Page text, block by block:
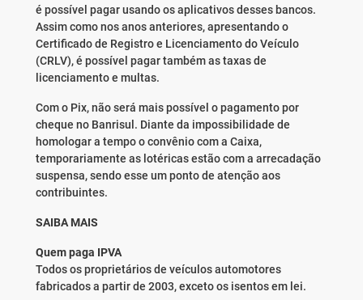
é possível pagar usando os aplicativos desses bancos.
Assim como nos anos anteriores, apresentando o
Certificado de Registro e Licenciamento do Veículo
(CRLV), é possível pagar também as taxas de
licenciamento e multas.
Com o Pix, não será mais possível o pagamento por
cheque no Banrisul. Diante da impossibilidade de
homologar a tempo o convênio com a Caixa,
temporariamente as lotéricas estão com a arrecadação
suspensa, sendo esse um ponto de atenção aos
contribuintes.
SAIBA MAIS
Quem paga IPVA
Todos os proprietários de veículos automotores
fabricados a partir de 2003, exceto os isentos em lei.